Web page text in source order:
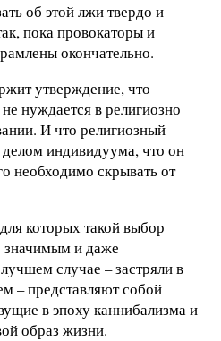
об этой лжи твердо и
пока провокаторы и
окончательно.
утверждение, что
нуждается в религиозно
И что религиозный
индивидуума, что он
необходимо скрывать от
которых такой выбор
значимым и даже
случае – застряли в
– представляют собой
в эпоху каннибализма и
образ жизни.